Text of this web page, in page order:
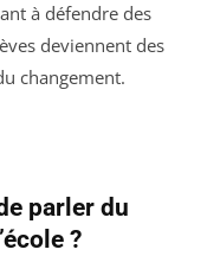
à défendre des
deviennent des
changement.
parler du
?